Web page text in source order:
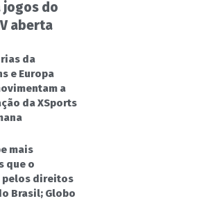
jogos do
aberta
da
e Europa
a
da XSports
mais
que o
pelos direitos
Brasil; Globo